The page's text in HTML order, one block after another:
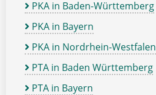
PKA in Baden-Württemberg
PKA in Bayern
PKA in Nordrhein-Westfalen
PTA in Baden Württemberg
PTA in Bayern